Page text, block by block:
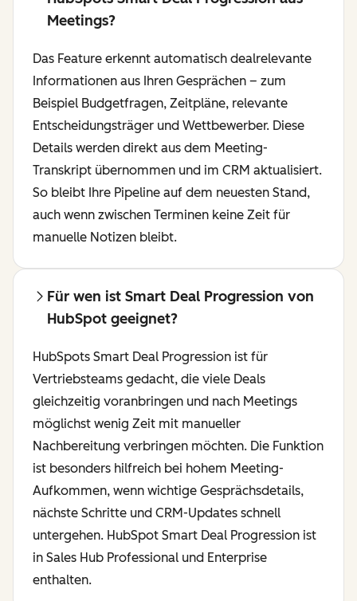
Meetings?
Das Feature erkennt automatisch dealrelevante
Informationen aus Ihren Gesprächen – zum
Beispiel Budgetfragen, Zeitpläne, relevante
Entscheidungsträger und Wettbewerber. Diese
Details werden direkt aus dem Meeting-
Transkript übernommen und im CRM aktualisiert.
So bleibt Ihre Pipeline auf dem neuesten Stand,
auch wenn zwischen Terminen keine Zeit für
manuelle Notizen bleibt.
Für wen ist Smart Deal Progression von
HubSpot geeignet?
HubSpots Smart Deal Progression ist für
Vertriebsteams gedacht, die viele Deals
gleichzeitig voranbringen und nach Meetings
möglichst wenig Zeit mit manueller
Nachbereitung verbringen möchten. Die Funktion
ist besonders hilfreich bei hohem Meeting-
Aufkommen, wenn wichtige Gesprächsdetails,
nächste Schritte und CRM-Updates schnell
untergehen. HubSpot Smart Deal Progression ist
in Sales Hub Professional und Enterprise
enthalten.